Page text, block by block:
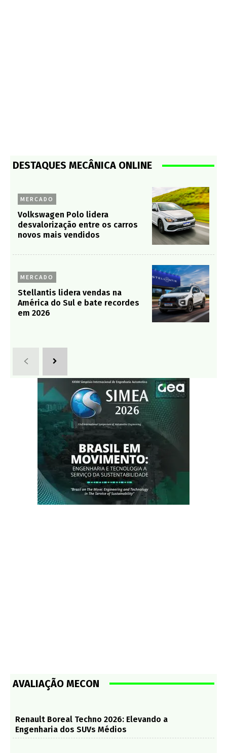
DESTAQUES MECÂNICA ONLINE
MERCADO
Volkswagen Polo lidera
desvalorização entre os carros
novos mais vendidos
MERCADO
Stellantis lidera vendas na
América do Sul e bate recordes
em 2026
AVALIAÇÃO MECON
Renault Boreal Techno 2026: Elevando a
Engenharia dos SUVs Médios